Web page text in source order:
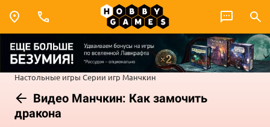
Настольные игры Серии игр Манчкин
Видео Манчкин: Как замочить
дракона